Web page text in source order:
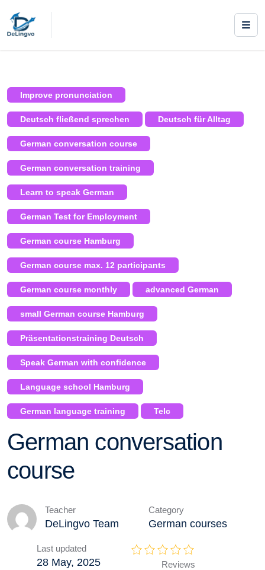
|Courses
Konversationskurs
Improve pronunciation
Deutsch fließend sprechen Deutsch für Alltag
German conversation course
German conversation training
Learn to speak German
German Test for Employment
German course Hamburg
German course max. 12 participants
German course monthly advanced German
small German course Hamburg
Präsentationstraining Deutsch
Speak German with confidence
Language school Hamburg
German language training Telc
German conversation
course
Teacher
DeLingvo Team
Category
German courses
Last updated
28 May, 2025 Reviews